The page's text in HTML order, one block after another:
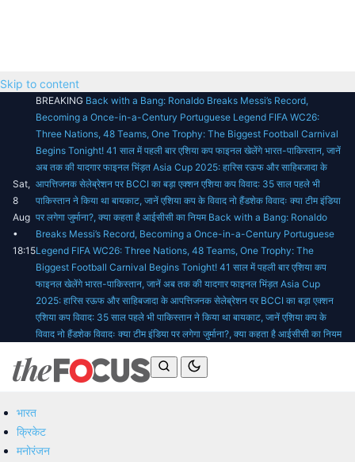
Skip to content
Sat,
8
Aug
•
18:15
BREAKING Back with a Bang: Ronaldo Breaks Messi’s Record,
Becoming a Once-in-a-Century Portuguese Legend FIFA WC26:
Three Nations, 48 Teams, One Trophy: The Biggest Football Carnival
Begins Tonight! 41 साल में पहली बार एशिया कप फाइनल खेलेंगे भारत-पाकिस्तान, जानें
अब तक की यादगार फाइनल भिंड़त Asia Cup 2025: हारिस रऊफ और साहिबजादा के
आपत्तिजनक सेलेब्रेशन पर BCCI का बड़ा एक्शन एशिया कप विवाद: 35 साल पहले भी
पाकिस्तान ने किया था बायकाट, जानें एशिया कप के विवाद नो हैंडशेक विवादः क्या टीम इंडिया
पर लगेगा जुर्माना?, क्या कहता है आईसीसी का नियम Back with a Bang: Ronaldo
Breaks Messi’s Record, Becoming a Once-in-a-Century Portuguese
Legend FIFA WC26: Three Nations, 48 Teams, One Trophy: The
Biggest Football Carnival Begins Tonight! 41 साल में पहली बार एशिया कप
फाइनल खेलेंगे भारत-पाकिस्तान, जानें अब तक की यादगार फाइनल भिंड़त Asia Cup
2025: हारिस रऊफ और साहिबजादा के आपत्तिजनक सेलेब्रेशन पर BCCI का बड़ा एक्शन
एशिया कप विवाद: 35 साल पहले भी पाकिस्तान ने किया था बायकाट, जानें एशिया कप के
विवाद नो हैंडशेक विवादः क्या टीम इंडिया पर लगेगा जुर्माना?, क्या कहता है आईसीसी का नियम
भारत
क्रिकेट
मनोरंजन